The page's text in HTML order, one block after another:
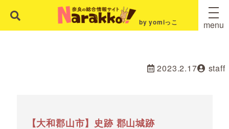
by yomiっこ menu
2023.2.17 staff
【大和郡山市】史跡 郡山城跡